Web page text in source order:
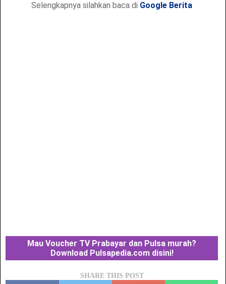
Selengkapnya silahkan baca di Google Berita
Mau Voucher TV Prabayar dan Pulsa murah?
Download Pulsapedia.com disini!
SHARE THIS POST